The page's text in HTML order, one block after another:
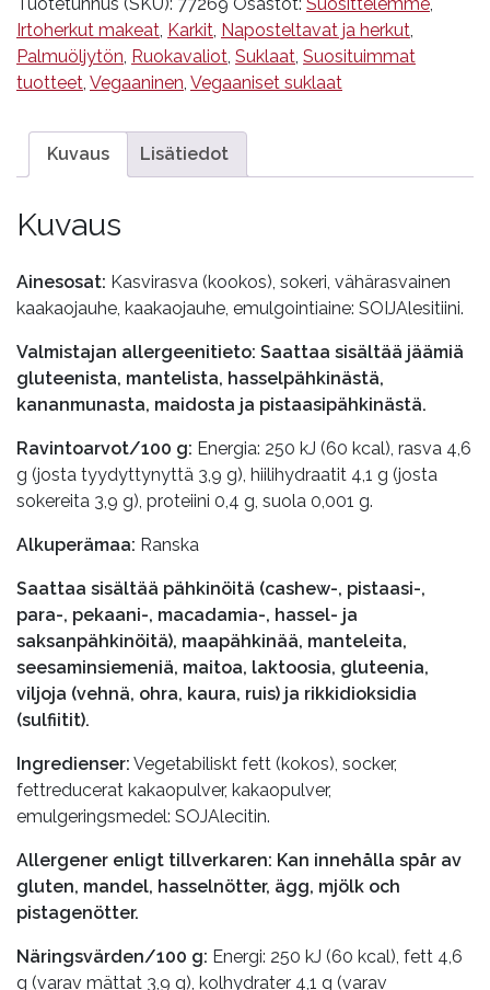
Irtoherkut makeat, Karkit, Naposteltavat ja herkut,
Palmuöljytön, Ruokavaliot, Suklaat, Suosituimmat
tuotteet, Vegaaninen, Vegaaniset suklaat
Kuvaus Lisätiedot
Kuvaus
Ainesosat: Kasvirasva (kookos), sokeri, vähärasvainen
kaakaojauhe, kaakaojauhe, emulgointiaine: SOIJAlesitiini.
Valmistajan allergeenitieto: Saattaa sisältää jäämiä
gluteenista, mantelista, hasselpähkinästä,
kananmunasta, maidosta ja pistaasipähkinästä.
Ravintoarvot/100 g: Energia: 250 kJ (60 kcal), rasva 4,6
g (josta tyydyttynyttä 3,9 g), hiilihydraatit 4,1 g (josta
sokereita 3,9 g), proteiini 0,4 g, suola 0,001 g.
Alkuperämaa: Ranska
Saattaa sisältää pähkinöitä (cashew-, pistaasi-,
para-, pekaani-, macadamia-, hassel- ja
saksanpähkinöitä), maapähkinää, manteleita,
seesaminsiemeniä, maitoa, laktoosia, gluteenia,
viljoja (vehnä, ohra, kaura, ruis) ja rikkidioksidia
(sulfiitit).
Ingredienser: Vegetabiliskt fett (kokos), socker,
fettreducerat kakaopulver, kakaopulver,
emulgeringsmedel: SOJAlecitin.
Allergener enligt tillverkaren: Kan innehålla spår av
gluten, mandel, hasselnötter, ägg, mjölk och
pistagenötter.
Näringsvärden/100 g: Energi: 250 kJ (60 kcal), fett 4,6
g (varav mättat 3,9 g), kolhydrater 4,1 g (varav